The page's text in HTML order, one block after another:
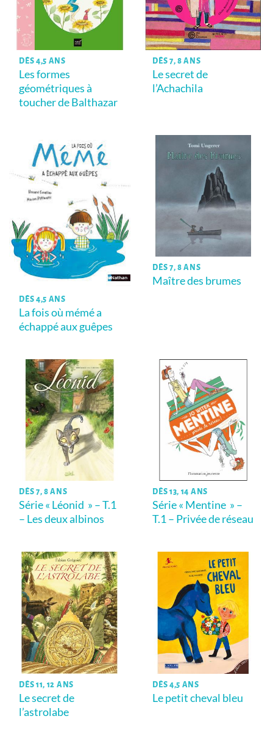
DÈS 4,5 ANS
Les formes
géométriques à
toucher de Balthazar
DÈS 7, 8 ANS
Le secret de
l’Achachila
DÈS 4,5 ANS
La fois où mémé a
échappé aux guêpes
DÈS 7, 8 ANS
Maître des brumes
DÈS 7, 8 ANS
Série « Léonid » – T.1
– Les deux albinos
DÈS 13, 14 ANS
Série « Mentine » –
T.1 – Privée de réseau
DÈS 11, 12 ANS
Le secret de
l’astrolabe
DÈS 4,5 ANS
Le petit cheval bleu